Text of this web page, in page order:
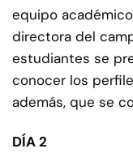
equipo
directora del
estudiantes se
conocer los
además, que se
DÍA 2